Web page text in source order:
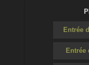
Entrée
Entrée